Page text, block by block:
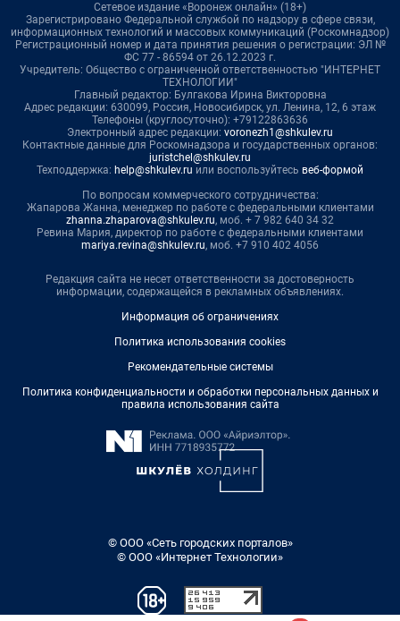
Сетевое издание «Воронеж онлайн» (18+)
Зарегистрировано Федеральной службой по надзору в сфере связи,
информационных технологий и массовых коммуникаций (Роскомнадзор)
Регистрационный номер и дата принятия решения о регистрации: ЭЛ №
ФС 77 - 86594 от 26.12.2023 г.
Учредитель: Общество с ограниченной ответственностью "ИНТЕРНЕТ
ТЕХНОЛОГИИ"
Главный редактор: Булгакова Ирина Викторовна
Адрес редакции: 630099, Россия, Новосибирск, ул. Ленина, 12, 6 этаж
Телефоны (круглосуточно): +79122863636
Электронный адрес редакции: voronezh1@shkulev.ru
Контактные данные для Роскомнадзора и государственных органов:
juristchel@shkulev.ru
Техподдержка: help@shkulev.ru или воспользуйтесь веб-формой
По вопросам коммерческого сотрудничества:
Жапарова Жанна, менеджер по работе с федеральными клиентами
zhanna.zhaparova@shkulev.ru, моб. + 7 982 640 34 32
Ревина Мария, директор по работе с федеральными клиентами
mariya.revina@shkulev.ru, моб. +7 910 402 4056
Редакция сайта не несет ответственности за достоверность
информации, содержащейся в рекламных объявлениях.
Информация об ограничениях
Политика использования cookies
Рекомендательные системы
Политика конфиденциальности и обработки персональных данных и
правила использования сайта
© ООО «Сеть городских порталов»
© ООО «Интернет Технологии»